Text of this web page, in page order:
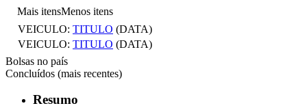
Mais itensMenos itens
VEICULO: TITULO (DATA)
VEICULO: TITULO (DATA)
Bolsas no país
Concluídos (mais recentes)
Resumo